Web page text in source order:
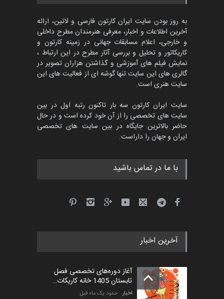
به روز بودن سایت ایران کارتون فارسی و لاتین، ارائه
آخرین اطلاعات و اخبار، معرفی هنرمندان مطرح داخلی
و خارجی، اعلام مسابقات جهانی در زمینه کارتون و
کاریکاتور و تحلیل و بررسی آثار مطرح در این ارتباط ،
نمایش فیلم های آموزشی و گذاشتن هزاران تصویر در
گالری های این سایت تنها گوشه ای از فعالیت های این
سایت هنری است.
سایت ایران کارتون سه بار تاکنون رتبه اول در بین
سایت های تخصصی را از آن خود کرده است و در حال
حاضر بالاترین جایگاه در بین سایت های تخصصی
ایران و جهان را داراست.
با ما در تماس باشید
آخرین اخبار
آغاز دوره‌های تخصصی فصل
تابستان 1405 خانه کاریکات…
اخبار حدود یک ماه قبل